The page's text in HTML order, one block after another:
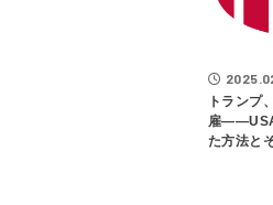
トランプ
雇
た方法と